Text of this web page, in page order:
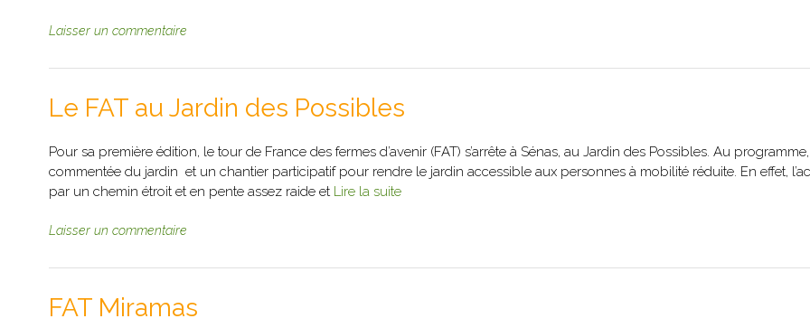
Laisser un commentaire
Le FAT au Jardin des Possibles
Pour sa première édition, le tour de France des fermes d’avenir (FAT) s’arrête à Sénas, au Jardin des Possibles. Au
commentée du jardin et un chantier participatif pour rendre le jardin accessible aux personnes à mobilité réduite. En effet,
par un chemin étroit et en pente assez raide et Lire la suite
Laisser un commentaire
FAT Miramas